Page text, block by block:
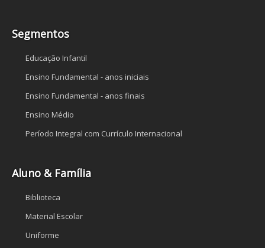
Segmentos
Educação Infantil
Ensino Fundamental - anos iniciais
Ensino Fundamental - anos finais
Ensino Médio
Período Integral com Currículo Internacional
Aluno & Família
Biblioteca
Material Escolar
Uniforme